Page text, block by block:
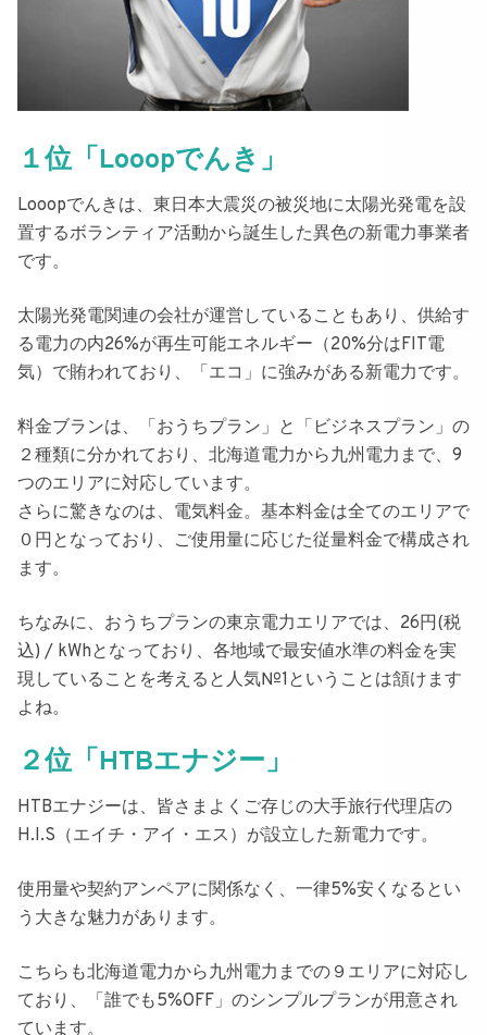
１位「Looopでんき」
Looopでんき は、東日本大震災の被災地に太陽光発電を設
置するボランティア活動から誕生した異色の新電力事業者
です。
太陽光発電関連の会社が運営していることもあり、 供給す
る電力の内26%が再生可能エネルギー（20%分はFIT電
気）で賄われており、「エコ」に強みがある新電力です。
料金ブランは、 「おうちプラン」と「ビジネスプラン」 の
２種類に分かれており、北海道電力から九州電力まで、 9
つのエリアに対応しています。
さらに驚きなのは、電気料金。 基本料金は全てのエリアで
０円となっており、ご使用量に応じた従量料金で構成され
ます。
ちなみに、おうちプランの東京電力エリアでは、26円(税
込) / kWhとなっており、各地域で最安値水準の料金を実
現していることを考えると人気№1ということは頷けます
よね。
２位「HTBエナジー」
HTBエナジーは、皆さまよくご存じの大手旅行代理店の
H.I.S（エイチ・アイ・エス）が設立した新電力です。
使用量や契約アンペアに関係なく、 一律5%安くなる とい
う大きな魅力があります。
こちらも北海道電力から九州電力までの ９エリアに対応し
ており、「誰でも5%OFF」のシンプルプランが用意され
ています。